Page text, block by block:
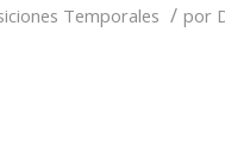
Temporales / por